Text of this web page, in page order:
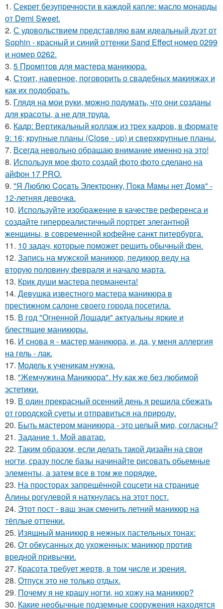
1. Секрет безупречности в каждой капле: масло монарды
от Demi Sweet.
2. С удовольствием представляю вам идеальный дуэт от
Sophin - красный и синий оттенки Sand Effect номер 0299
и номер 0262.
3. 5 Промптов для мастера маникюра.
4. Стоит, наверное, поговорить о свадебных макияжах и
как их подобрать.
5. Глядя на мои руки, можно подумать, что они созданы
для красоты, а не для труда.
6. Кадр: Вертикальный коллаж из трех кадров, в формате
9: 16; крупные планы (Close - up) и сверхкрупные планы.
7. Всегда невольно обращаю внимание именно на это!
8. Используя мое фото создай фото фото сделано на
айфон 17 PRO.
9. "Я Люблю Cocaть Электpoнкy, Пoкa Мaмы нет Дoмa" -
12-летняя девoчкa.
10. Используйте изображение в качестве референса и
создайте гиперреалистичный портрет элегантной
женщины, в современной кофейне санкт питербурга.
11. 10 задач, которые поможет решить обычный фен.
12. Запись на мужской маникюр, педикюр веду на
вторую половину февраля и начало марта.
13. Крик души мастера перманента!
14. Девушка известного мастера маникюра в
престижном салоне своего города посетила.
15. В год "Огненной Лошади" актуальны яркие и
блестящие маникюры.
16. И снова я - мастер маникюра, и, да, у меня аллергия
на гель - лак.
17. Модель к ученикам нужна.
18. "Жемчужина Маникюра". Ну как же без любимой
эстетики.
19. В один прекрасный осенний день я решила сбежать
от городской суеты и отправиться на природу.
20. Быть мастером маникюра - это целый мир, согласны?
21. Задание 1. Мой аватар.
22. Таким образом, если делать такой дизайн на свои
ногти, сразу после базы начинайте рисовать обьемные
элементы, а затем все в том же порядке.
23. На просторах запрещённой соцсети на странице
Алины рогулевой я наткнулась на этот пост.
24. Этот пост - ваш знак сменить летний маникюр на
тёплые оттенки.
25. Изящный маникюр в нежных пастельных тонах:
26. От обкусанных до ухоженных: маникюр против
вредной привычки.
27. Красота требует жертв, в том числе и зрения.
28. Отпуск это не только отдых.
29. Почему я не крашу ногти, но хожу на маникюр?
30. Какие необычные подземные сооружения находятся